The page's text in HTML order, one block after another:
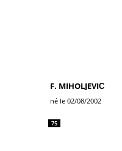
F. MIHOLJEVIĆ
né le 02/08/2002
75